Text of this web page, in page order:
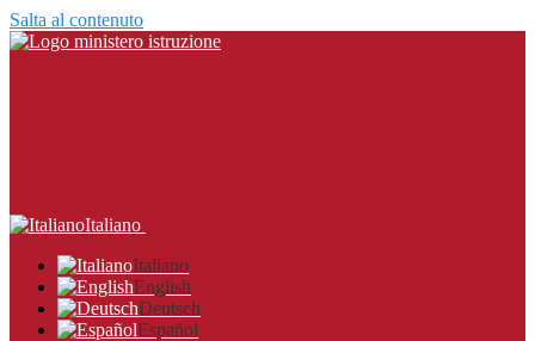
Salta al contenuto
Italiano
Italiano
English
Deutsch
Español